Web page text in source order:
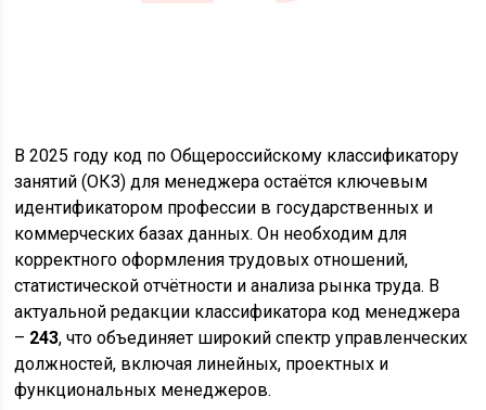
В 2025 году код по Общероссийскому классификатору
занятий (ОКЗ) для менеджера остаётся ключевым
идентификатором профессии в государственных и
коммерческих базах данных. Он необходим для
корректного оформления трудовых отношений,
статистической отчётности и анализа рынка труда. В
актуальной редакции классификатора код менеджера
– 243, что объединяет широкий спектр управленческих
должностей, включая линейных, проектных и
функциональных менеджеров.